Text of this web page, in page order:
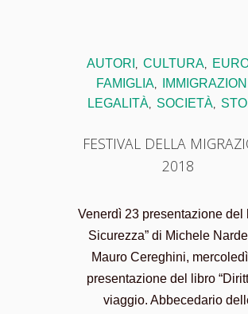
AUTORI , CULTURA,
FAMIGLIA,
LEGALITÀ, SOCIETÀ,
FESTIVAL DELLA
2018
Venerdì 23 presentazione del
Sicurezza” di Michele
Mauro Cereghini,
presentazione del libro
viaggio. Abbecedario